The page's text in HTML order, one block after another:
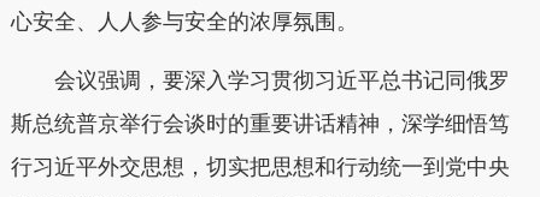
心安全、人人参与安全的浓厚氛围。
会议强调，要深入学习贯彻习近平总书记同俄罗
斯总统普京举行会谈时的重要讲话精神，深学细悟笃
行习近平外交思想，切实把思想和行动统一到党中央